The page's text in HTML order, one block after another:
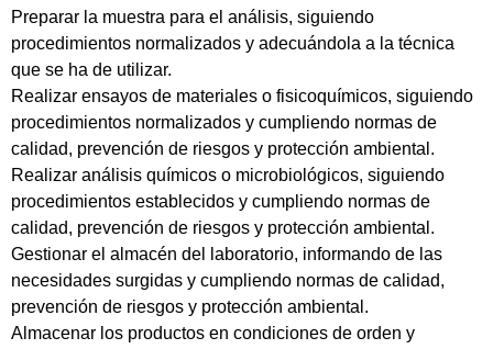
Preparar la muestra para el análisis, siguiendo
procedimientos normalizados y adecuándola a la técnica
que se ha de utilizar.
Realizar ensayos de materiales o fisicoquímicos, siguiendo
procedimientos normalizados y cumpliendo normas de
calidad, prevención de riesgos y protección ambiental.
Realizar análisis químicos o microbiológicos, siguiendo
procedimientos establecidos y cumpliendo normas de
calidad, prevención de riesgos y protección ambiental.
Gestionar el almacén del laboratorio, informando de las
necesidades surgidas y cumpliendo normas de calidad,
prevención de riesgos y protección ambiental.
Almacenar los productos en condiciones de orden y